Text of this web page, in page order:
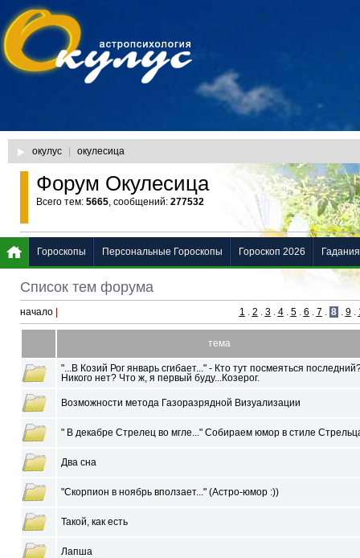
окулус окулесица
Форум Окулесица
Всего тем: 5665, сообщений: 277532
Список тем форума
начало 1 . 2 . 3 . 4 . 5 . 6 . 7 . 8 . 9 .
тема
"...В Козий Рог январь сгибает..." - Кто тут посмеяться
Никого нет? Что ж, я первый буду...Козерог.
Возможности метода Газоразрядной Визуализации
" В декабре Стрелец во мгле..." Собираем юмор в стиле
Два сна
"Скорпион в ноябрь вползает..." (Астро-юмор :))
Такой, как есть
Лапша
Гороскопы Персональные Гороскопы Гороскоп 2026 Гадания